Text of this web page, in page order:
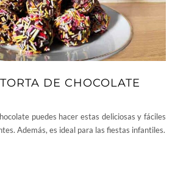
DE CHOCOLATE
puedes hacer estas deliciosas y fáciles
Además, es ideal para las fiestas infantiles.